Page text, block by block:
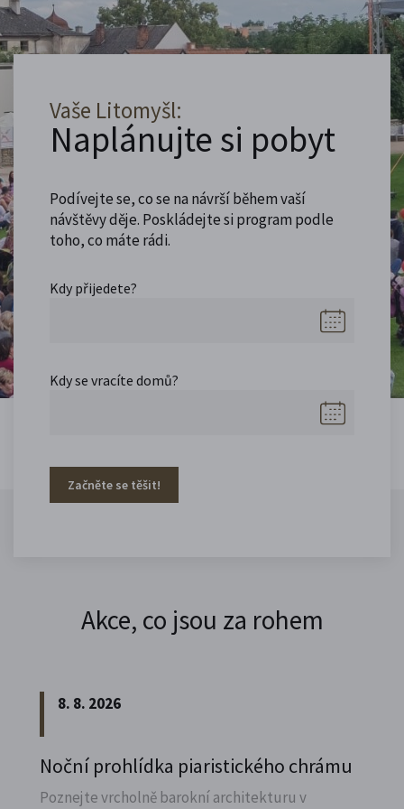
Vaše Litomyšl:
Naplánujte si pobyt
Podívejte se, co se na návrší během vaší
návštěvy děje. Poskládejte si program podle
toho, co máte rádi.
Kdy přijedete?
Kdy se vracíte domů?
Začněte se těšit!
Akce, co jsou za rohem
8. 8. 2026
Noční prohlídka piaristického chrámu
Poznejte vrcholně barokní architekturu v